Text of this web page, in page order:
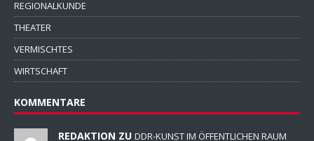
REGIONALKUNDE
THEATER
VERMISCHTES
WIRTSCHAFT
KOMMENTARE
REDAKTION ZU DDR-KUNST IM ÖFFENTLICHEN RAUM